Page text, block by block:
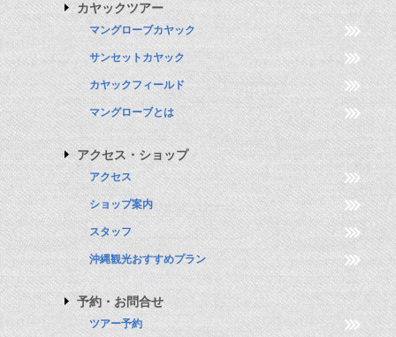
カヤックツアー
マングローブカヤック
サンセットカヤック
カヤックフィールド
マングローブとは
アクセス・ショップ
アクセス
ショップ案内
スタッフ
沖縄観光おすすめプラン
予約・お問合せ
ツアー予約